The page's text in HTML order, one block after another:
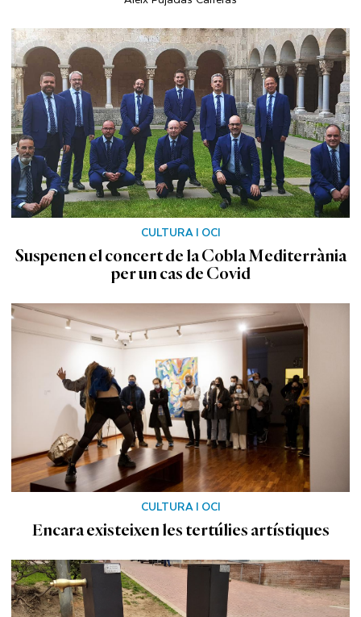
CULTURA I OCI
Suspenen el concert de la Cobla Mediterrània
per un cas de Covid
CULTURA I OCI
Encara existeixen les tertúlies artístiques